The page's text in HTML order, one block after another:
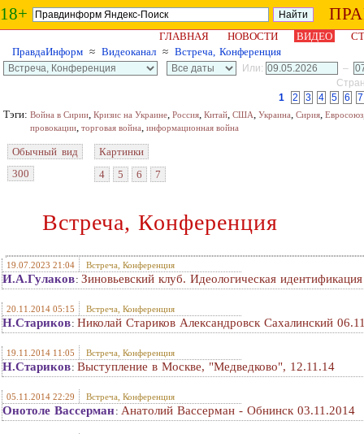
18+
ГЛАВНАЯ НОВОСТИ ВИДЕО
ПравдаИнформ ≈ Видеоканал ≈ Встреча, Конференция
Или:
–
1
2 3 4 5 6 7
Тэги: Война в Сирии, Кризис на Украине, Россия, Китай, США, Украина, Сирия, Евросоюз
провокации, торговая война, информационная война
Обычный вид
300
Картинки
4
5 6 7
Встреча, Конференция
19.07.2023 21:04 Встреча, Конференция
И.А.Гулаков: Зиновьевский клуб. Идеологическая
20.11.2014 05:15 Встреча, Конференция
Н.Стариков: Николай Стариков Александровск Сахалинский
19.11.2014 11:05 Встреча, Конференция
Н.Стариков: Выступление в Москве, "Медведково", 12.11.14
05.11.2014 22:29 Встреча, Конференция
Онотоле Вассерман: Анатолий Вассерман - Обнинск 03.11.2014